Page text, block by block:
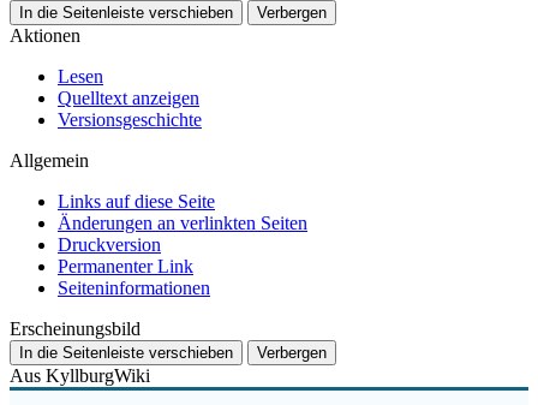
In die Seitenleiste verschieben Verbergen
Aktionen
Lesen
Quelltext anzeigen
Versionsgeschichte
Allgemein
Links auf diese Seite
Änderungen an verlinkten Seiten
Druckversion
Permanenter Link
Seiten­­informationen
Erscheinungsbild
In die Seitenleiste verschieben Verbergen
Aus KyllburgWiki